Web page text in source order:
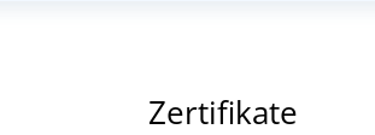
Zertifikate